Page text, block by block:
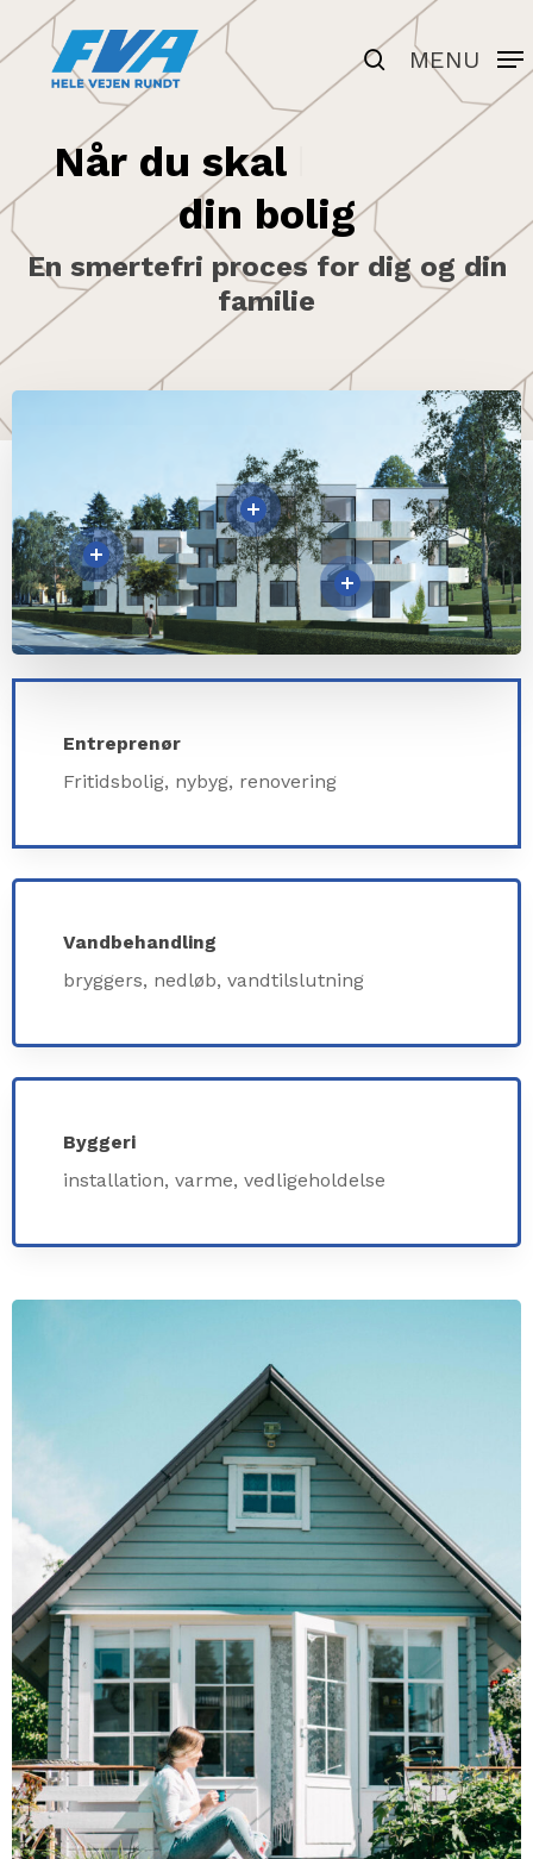
to
search
MENU
Når du skal
renovere
din bolig
En smertefri proces for dig og din
familie
Entreprenør
Fritidsbolig, nybyg, renovering
Vandbehandling
bryggers, nedløb, vandtilslutning
Byggeri
installation, varme, vedligeholdelse
Close
Menu